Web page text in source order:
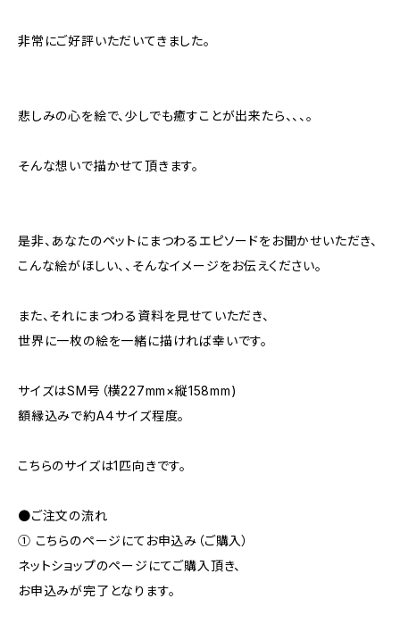
非常にご好評いただいてきました。
悲しみの心を絵で、少しでも癒すことが出来たら、、、。
そんな想いで描かせて頂きます。
是非、あなたのペットにまつわるエピソードをお聞かせいただき、
こんな絵がほしい、、そんなイメージをお伝えください。
また、それにまつわる資料を見せていただき、
世界に一枚の絵を一緒に描ければ幸いです。
サイズはSM号（横227mm×縦158mm)
額縁込みで約A４サイズ程度。
こちらのサイズは1匹向きです。
●ご注文の流れ
① こちらのページにてお申込み（ご購入）
ネットショップのページにてご購入頂き、
お申込みが完了となります。